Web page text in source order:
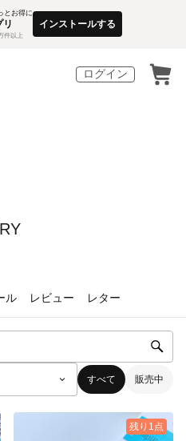
とお得に
件以上
インストールする
ログイン
ル レビュー レター
すべて 販売中
残り1点